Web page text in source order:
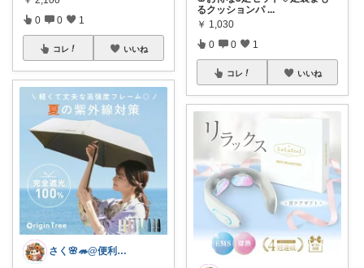
0 0 1
コレ いいね
さく🌸🦔@便利でかわいいを探す旅
るクッションパ ...
￥ 1,030
0 0 1
コレ いいね